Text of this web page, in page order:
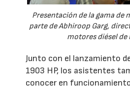
Presentación de la gama de
parte de Abhiroop Garg,
motores diésel de
Junto con el lanzamiento
1903 HP, los asistentes
conocer en